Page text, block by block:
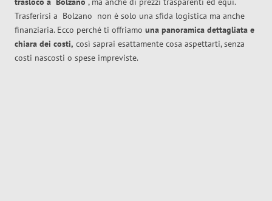
Trasferirsi a Bolzano non è solo una sfida logistica ma anche
finanziaria. Ecco perché ti offriamo una panoramica dettagliata e
chiara dei costi, così saprai esattamente cosa aspettarti, senza
costi nascosti o spese impreviste.